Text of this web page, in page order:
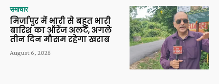
समाचार
मिर्जापुर में भारी से बहुत भारी
बारिश का ऑरेंज अलर्ट, अगले
तीन दिन मौसम रहेगा खराब
August 6, 2026